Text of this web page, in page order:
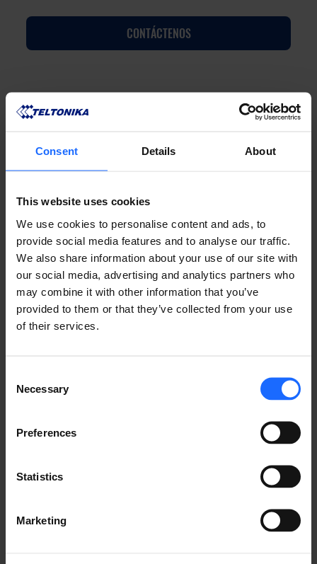
Consent Details About
This website uses cookies
We use cookies to personalise content and ads, to
provide social media features and to analyse our traffic.
We also share information about your use of our site with
our social media, advertising and analytics partners who
may combine it with other information that you’ve
provided to them or that they’ve collected from your use
of their services.
Selection
Necessary
Preferences
Statistics
Marketing
CONTÁCTENOS
PREGUNTAS
FRECUENTES
Lorem Ipsum is
of the printing and
typesetting
industry